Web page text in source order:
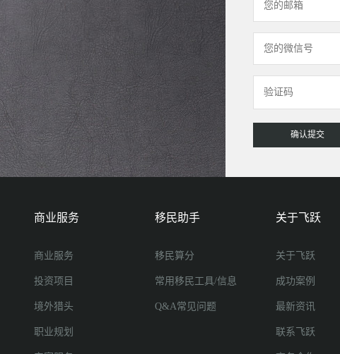
商业服务
商业服务
投资项目
境外猎头
职业规划
移民助手
移民算分
常用移民工具/信息
Q&A常见问题
关于飞跃
关于飞跃
成功案例
最新资讯
联系飞跃